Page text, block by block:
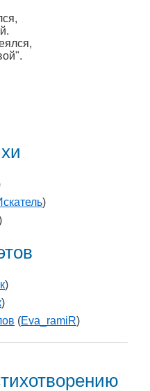
)
)
)
(Eva_ramiR)